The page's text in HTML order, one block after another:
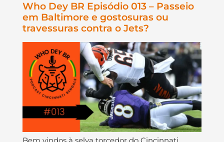
Who Dey BR Episódio 013 – Passeio
em Baltimore e gostosuras ou
travessuras contra o Jets?
Bem vindos à selva torcedor do Cincinnati